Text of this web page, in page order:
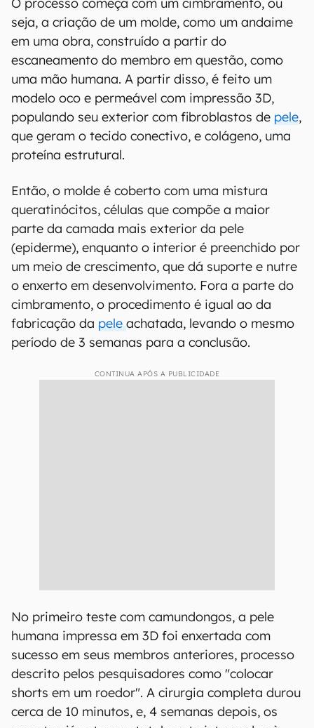
seja, a criação de um molde, como um andaime
em uma obra, construído a partir do
escaneamento do membro em questão, como
uma mão humana. A partir disso, é feito um
modelo oco e permeável com impressão 3D,
populando seu exterior com fibroblastos de pele,
que geram o tecido conectivo, e colágeno, uma
proteína estrutural.
Então, o molde é coberto com uma mistura
queratinócitos, células que compõe a maior
parte da camada mais exterior da pele
(epiderme), enquanto o interior é preenchido por
um meio de crescimento, que dá suporte e nutre
o enxerto em desenvolvimento. Fora a parte do
cimbramento, o procedimento é igual ao da
fabricação da pele achatada, levando o mesmo
período de 3 semanas para a conclusão.
CONTINUA APÓS A PUBLICIDADE
No primeiro teste com camundongos, a pele
humana impressa em 3D foi enxertada com
sucesso em seus membros anteriores, processo
descrito pelos pesquisadores como "colocar
shorts em um roedor". A cirurgia completa durou
cerca de 10 minutos, e, 4 semanas depois, os